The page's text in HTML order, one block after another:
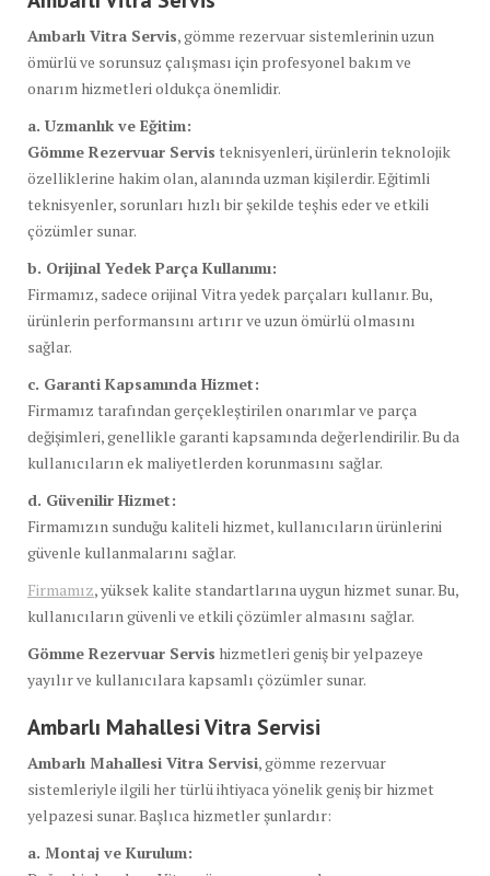
Ambarlı Vitra Servis, gömme rezervuar sistemlerinin uzun
ömürlü ve sorunsuz çalışması için profesyonel bakım ve
onarım hizmetleri oldukça önemlidir.
a. Uzmanlık ve Eğitim:
Gömme Rezervuar Servis teknisyenleri, ürünlerin teknolojik
özelliklerine hakim olan, alanında uzman kişilerdir. Eğitimli
teknisyenler, sorunları hızlı bir şekilde teşhis eder ve etkili
çözümler sunar.
b. Orijinal Yedek Parça Kullanımı:
Firmamız, sadece orijinal Vitra yedek parçaları kullanır. Bu,
ürünlerin performansını artırır ve uzun ömürlü olmasını
sağlar.
c. Garanti Kapsamında Hizmet:
Firmamız tarafından gerçekleştirilen onarımlar ve parça
değişimleri, genellikle garanti kapsamında değerlendirilir. Bu da
kullanıcıların ek maliyetlerden korunmasını sağlar.
d. Güvenilir Hizmet:
Firmamızın sunduğu kaliteli hizmet, kullanıcıların ürünlerini
güvenle kullanmalarını sağlar.
Firmamız, yüksek kalite standartlarına uygun hizmet sunar. Bu,
kullanıcıların güvenli ve etkili çözümler almasını sağlar.
Gömme Rezervuar Servis hizmetleri geniş bir yelpazeye
yayılır ve kullanıcılara kapsamlı çözümler sunar.
Ambarlı Mahallesi Vitra Servisi
Ambarlı Mahallesi Vitra Servisi, gömme rezervuar
sistemleriyle ilgili her türlü ihtiyaca yönelik geniş bir hizmet
yelpazesi sunar. Başlıca hizmetler şunlardır:
a. Montaj ve Kurulum: